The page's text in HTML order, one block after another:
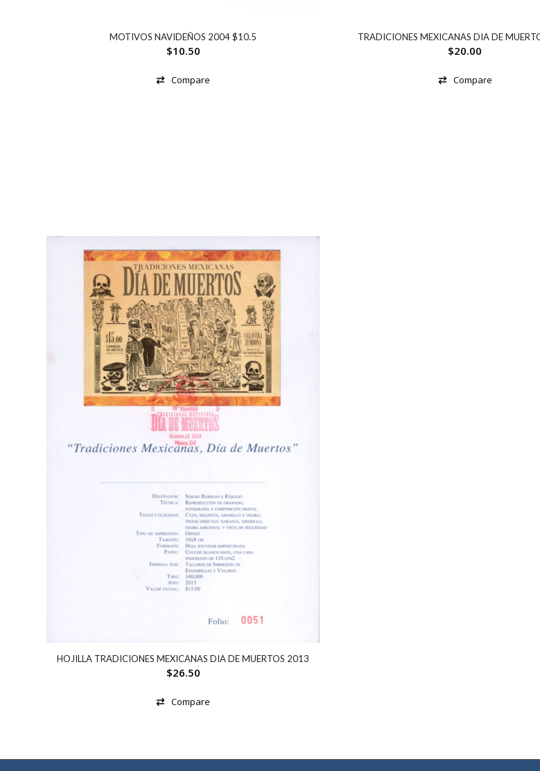
MOTIVOS NAVIDEÑOS 2004 $10.5
$10.50
Compare
TRADICIONES MEXICANAS DIA DE
$20.00
Compare
HOJILLA TRADICIONES MEXICANAS DIA DE MUERTOS 2013
$26.50
Compare